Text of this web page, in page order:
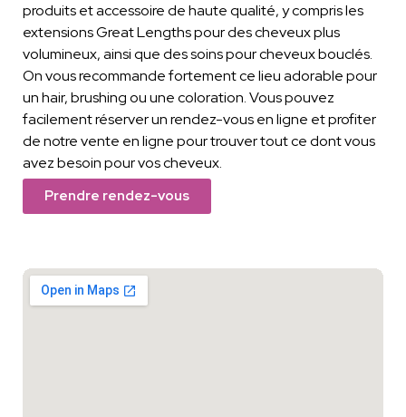
produits et accessoire de haute qualité, y compris les
extensions Great Lengths pour des cheveux plus
volumineux, ainsi que des soins pour cheveux bouclés.
On vous recommande fortement ce lieu adorable pour
un hair, brushing ou une coloration. Vous pouvez
facilement réserver un rendez-vous en ligne et profiter
de notre vente en ligne pour trouver tout ce dont vous
avez besoin pour vos cheveux.
Prendre rendez-vous